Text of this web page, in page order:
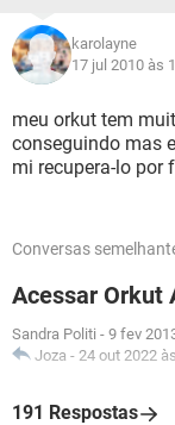
karolayne
17 jul 2010 às
meu orkut tem
conseguindo mas
mi recupera-lo por
Conversas
Acessar Orkut
Sandra Politi - 9 fev
Joza - 24 out 2022
191 Respostas